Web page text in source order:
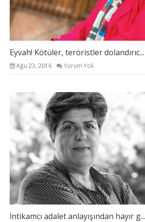
Eyvah! Kötüler, teröristler dolandırıc...
Ağu 23, 2016 Yorum Yok
İntikamcı adalet anlayışından hayır g...